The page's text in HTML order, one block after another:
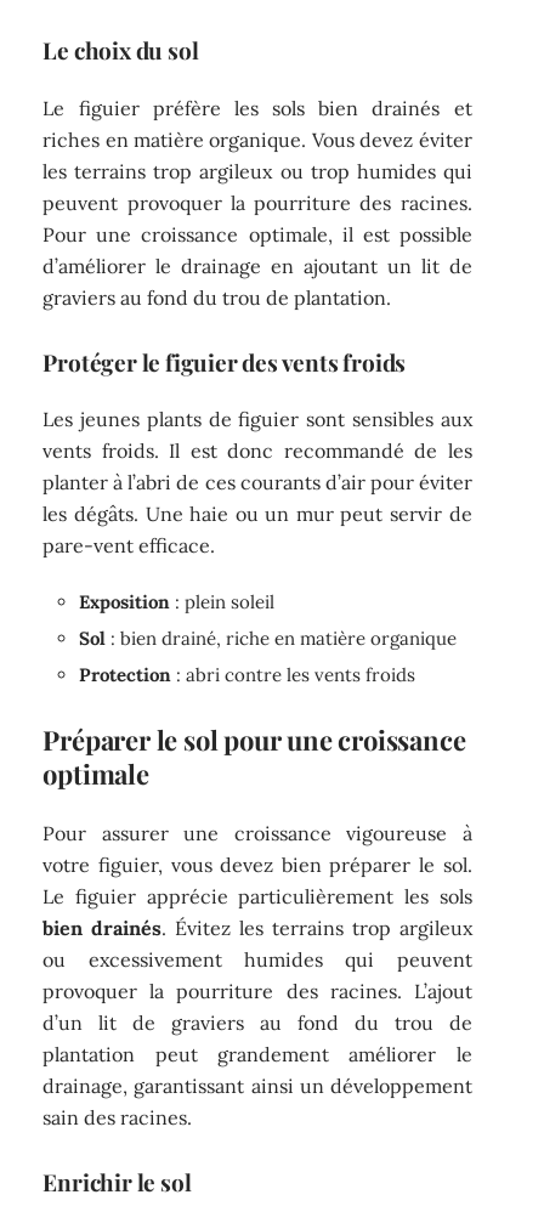
Le choix du sol
Le figuier préfère les sols bien drainés et
riches en matière organique. Vous devez éviter
les terrains trop argileux ou trop humides qui
peuvent provoquer la pourriture des racines.
Pour une croissance optimale, il est possible
d’améliorer le drainage en ajoutant un lit de
graviers au fond du trou de plantation.
Protéger le figuier des vents froids
Les jeunes plants de figuier sont sensibles aux
vents froids. Il est donc recommandé de les
planter à l’abri de ces courants d’air pour éviter
les dégâts. Une haie ou un mur peut servir de
pare-vent efficace.
Exposition : plein soleil
Sol : bien drainé, riche en matière organique
Protection : abri contre les vents froids
Préparer le sol pour une croissance
optimale
Pour assurer une croissance vigoureuse à
votre figuier, vous devez bien préparer le sol.
Le figuier apprécie particulièrement les sols
bien drainés. Évitez les terrains trop argileux
ou excessivement humides qui peuvent
provoquer la pourriture des racines. L’ajout
d’un lit de graviers au fond du trou de
plantation peut grandement améliorer le
drainage, garantissant ainsi un développement
sain des racines.
Enrichir le sol